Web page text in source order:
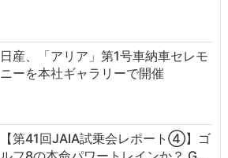
日産、「アリア」第1号車納車セレモ
ニーを本社ギャラリーで開催
【第41回JAIA試乗会レポート④】ゴ